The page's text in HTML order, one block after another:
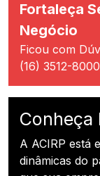
Fortaleça
Negócio
Ficou com
(16) 3512-8000
Conheça
A ACIRP está
dinâmicas do